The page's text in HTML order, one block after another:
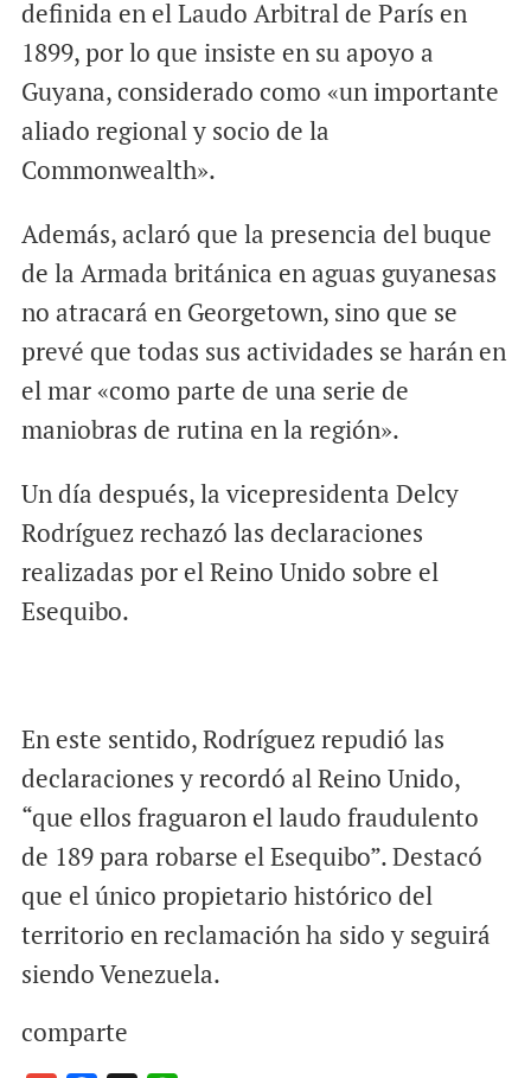
definida en el Laudo Arbitral de París en
1899, por lo que insiste en su apoyo a
Guyana, considerado como «un importante
aliado regional y socio de la
Commonwealth».
Además, aclaró que la presencia del buque
de la Armada británica en aguas guyanesas
no atracará en Georgetown, sino que se
prevé que todas sus actividades se harán en
el mar «como parte de una serie de
maniobras de rutina en la región».
Un día después, la vicepresidenta Delcy
Rodríguez rechazó las declaraciones
realizadas por el Reino Unido sobre el
Esequibo.
En este sentido, Rodríguez repudió las
declaraciones y recordó al Reino Unido,
“que ellos fraguaron el laudo fraudulento
de 189 para robarse el Esequibo”. Destacó
que el único propietario histórico del
territorio en reclamación ha sido y seguirá
siendo Venezuela.
comparte